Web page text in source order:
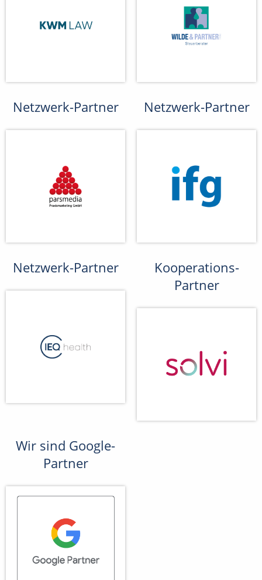
Netzwerk-Partner Netzwerk-Partner
Netzwerk-Partner
Kooperations-
Partner
Wir sind Google-
Partner